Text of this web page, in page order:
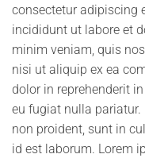
consectetur adipiscing
incididunt ut labore et
minim veniam, quis
nisi ut aliquip ex ea
dolor in reprehenderit
eu fugiat nulla
non proident, sunt in
id est laborum. Lorem